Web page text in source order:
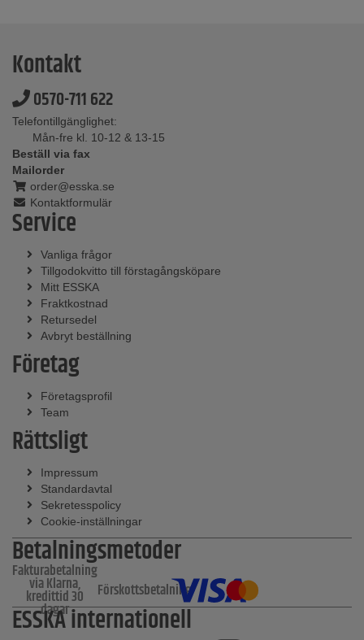
Kontakt
0570-711 622
Telefontillgänglighet:
Mån-fre kl. 10-12 & 13-15
Beställ via fax
Mailorder
order@esska.se
Kontaktformulär
Service
Vanliga frågor
Tillgodokvitto till förstagångsköpare
Mitt ESSKA
Fraktkostnad
Retursedel
Avbryt beställning
Företag
Företagsprofil
Team
Rättsligt
Impressum
Standardavtal
Sekretesspolicy
Cookie-inställningar
Betalningsmetoder
Fakturabetalning
via Klarna,
kredittid 30
dagar
Förskottsbetalning
ESSKA internationell